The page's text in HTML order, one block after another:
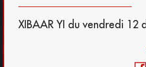
XIBAAR YI du vendredi 12